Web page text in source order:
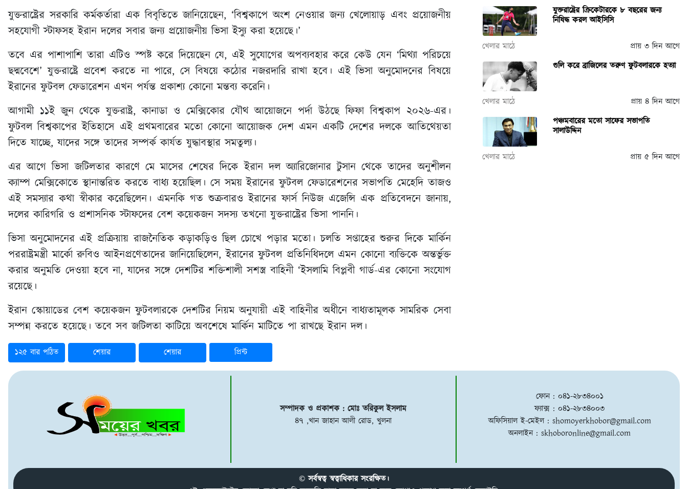
যুক্তরাষ্ট্রের সরকারি কর্মকর্তারা এক বিবৃতিতে জানিয়েছেন, ‘বিশ্বকাপে অংশ নেওয়ার জন্য খেলোয়াড় এবং প্রয়োজনীয়
সহযোগী স্টাফসহ ইরান দলের সবার জন্য প্রয়োজনীয় ভিসা ইস্যু করা হয়েছে।’
তবে এর পাশাপাশি তারা এটিও স্পষ্ট করে দিয়েছেন যে, এই সুযোগের অপব্যবহার করে কেউ যেন ‘মিথ্যা পরিচয়ে
ছদ্মবেশে’ যুক্তরাষ্ট্রে প্রবেশ করতে না পারে, সে বিষয়ে কঠোর নজরদারি রাখা হবে। এই ভিসা অনুমোদনের বিষয়ে
ইরানের ফুটবল ফেডারেশন এখন পর্যন্ত প্রকাশ্য কোনো মন্তব্য করেনি।
আগামী ১১ই জুন থেকে যুক্তরাষ্ট্র, কানাডা ও মেক্সিকোর যৌথ আয়োজনে পর্দা উঠছে ফিফা বিশ্বকাপ ২০২৬-এর।
ফুটবল বিশ্বকাপের ইতিহাসে এই প্রথমবারের মতো কোনো আয়োজক দেশ এমন একটি দেশের দলকে আতিথেয়তা
দিতে যাচ্ছে, যাদের সঙ্গে তাদের সম্পর্ক কার্যত যুদ্ধাবস্থার সমতুল্য।
এর আগে ভিসা জটিলতার কারণে মে মাসের শেষের দিকে ইরান দল অ্যারিজোনার টুসান থেকে তাদের অনুশীলন
ক্যাম্প মেক্সিকোতে স্থানান্তরিত করতে বাধ্য হয়েছিল। সে সময় ইরানের ফুটবল ফেডারেশনের সভাপতি মেহেদি তাজও
এই সমস্যার কথা স্বীকার করেছিলেন। এমনকি গত শুক্রবারও ইরানের ফার্স নিউজ এজেন্সি এক প্রতিবেদনে জানায়,
দলের কারিগরি ও প্রশাসনিক স্টাফদের বেশ কয়েকজন সদস্য তখনো যুক্তরাষ্ট্রের ভিসা পাননি।
ভিসা অনুমোদনের এই প্রক্রিয়ায় রাজনৈতিক কড়াকড়িও ছিল চোখে পড়ার মতো। চলতি সপ্তাহের শুরুর দিকে মার্কিন
পররাষ্ট্রমন্ত্রী মার্কো রুবিও আইনপ্রণেতাদের জানিয়েছিলেন, ইরানের ফুটবল প্রতিনিধিদলে এমন কোনো ব্যক্তিকে অন্তর্ভুক্ত
করার অনুমতি দেওয়া হবে না, যাদের সঙ্গে দেশটির শক্তিশালী সশস্ত্র বাহিনী ‘ইসলামি বিপ্লবী গার্ড-এর কোনো সংযোগ
রয়েছে।
ইরান স্কোয়াডের বেশ কয়েকজন ফুটবলারকে দেশটির নিয়ম অনুযায়ী এই বাহিনীর অধীনে বাধ্যতামূলক সামরিক সেবা
সম্পন্ন করতে হয়েছে। তবে সব জটিলতা কাটিয়ে অবশেষে মার্কিন মাটিতে পা রাখছে ইরান দল।
১২৫ বার পঠিত শেয়ার শেয়ার প্রিন্ট
যুক্তরাষ্ট্রের ক্রিকেটারকে ৮ বছরের জন্য
নিষিদ্ধ করল আইসিসি
খেলার মাঠে
প্রায় ৩ দিন আগে
গুলি করে ব্রাজিলের তরুণ ফুটবলারকে হত্যা
খেলার মাঠে
প্রায় ৪ দিন আগে
পঞ্চমবারের মতো সাফের সভাপতি
সালাউদ্দিন
খেলার মাঠে প্রায় ৫ দিন আগে
সম্পাদক ও প্রকাশক : মোঃ তরিকুল ইসলাম
৪৭ ,খান জাহান আলী রোড, খুলনা
ফোন : ০৪১-২৮৩৪০০১
ফ্যাক্স : ০৪১-২৮৩৪০০৩
অফিসিয়াল ই-মেইল : shomoyerkhobor@gmail.com
অনলাইন :skhoboronline@gmail.com
© সর্বস্বত্ব স্বত্বাধিকার সংরক্ষিত।